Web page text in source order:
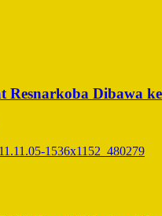
Resnarkoba Dibawa